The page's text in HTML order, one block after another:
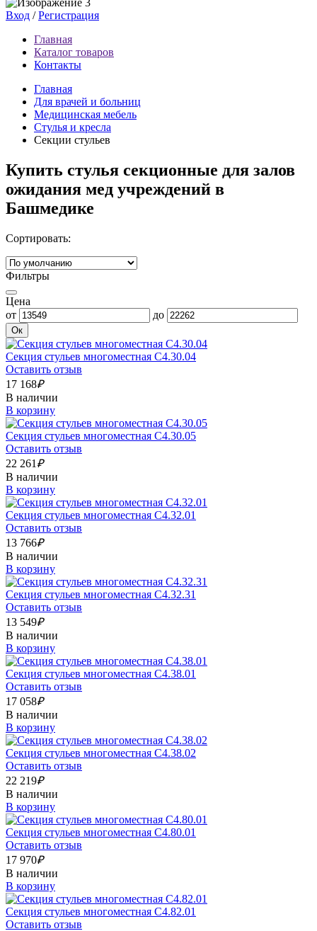
Вход /Регистрация
Главная
Каталог товаров
Контакты
Главная
Для врачей и больниц
Медицинская мебель
Cтулья и кресла
Секции стульев
Купить стулья секционные для залов
ожидания мед учреждений в
Башмедике
Сортировать:
Фильтры
Цена
от
до
Ок
Секция стульев многоместная С4.30.04
Оставить отзыв
17 168₽
В наличии
В корзину
Секция стульев многоместная С4.30.05
Оставить отзыв
22 261₽
В наличии
В корзину
Секция стульев многоместная С4.32.01
Оставить отзыв
13 766₽
В наличии
В корзину
Секция стульев многоместная С4.32.31
Оставить отзыв
13 549₽
В наличии
В корзину
Секция стульев многоместная С4.38.01
Оставить отзыв
17 058₽
В наличии
В корзину
Секция стульев многоместная С4.38.02
Оставить отзыв
22 219₽
В наличии
В корзину
Секция стульев многоместная С4.80.01
Оставить отзыв
17 970₽
В наличии
В корзину
Секция стульев многоместная С4.82.01
Оставить отзыв